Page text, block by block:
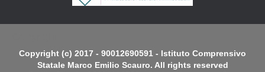
Copyright (c) 2017 - 90012690591 - Istituto Comprensivo
Statale Marco Emilio Scauro. All rights reserved